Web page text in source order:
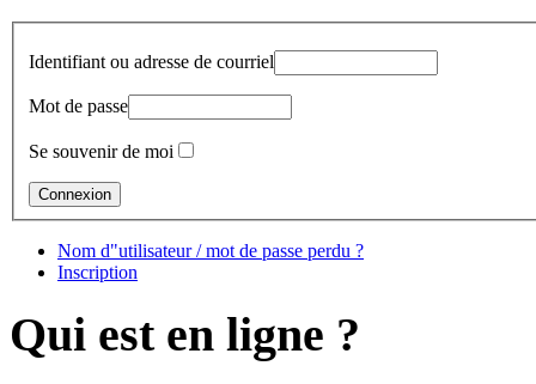
Identifiant ou adresse de courriel
Mot de passe
Se souvenir de moi
Nom d"utilisateur / mot de passe perdu ?
Inscription
Qui est en ligne ?